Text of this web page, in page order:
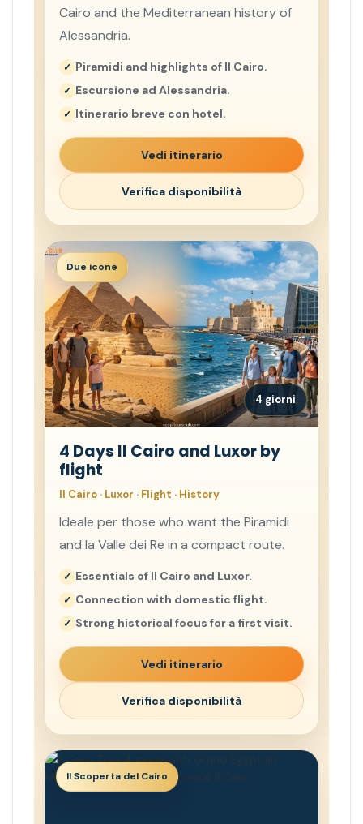
Cairo and the Mediterranean history of
Alessandria.
Piramidi and highlights of Il Cairo.
Escursione ad Alessandria.
Itinerario breve con hotel.
Vedi itinerario
Verifica disponibilità
Due icone
4 giorni
4 Days Il Cairo and Luxor by
flight
Il Cairo · Luxor · Flight · History
Ideale per those who want the Piramidi
and la Valle dei Re in a compact route.
Essentials of Il Cairo and Luxor.
Connection with domestic flight.
Strong historical focus for a first visit.
Vedi itinerario
Verifica disponibilità
Il Scoperta del Cairo